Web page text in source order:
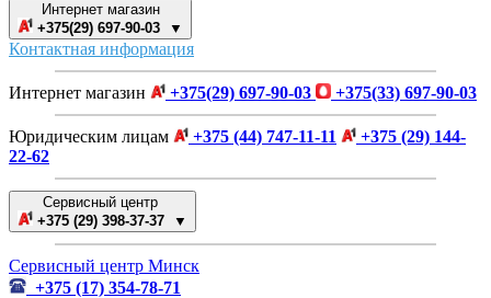
Интернет магазин
+375(29) 697-90-03 ▼
Контактная информация
Интернет магазин +375(29) 697-90-03 +375(33) 697-90-03
Юридическим лицам +375 (44) 747-11-11
+375 (29) 144-
22-62
Сервисный центр
+375 (29) 398-37-37 ▼
Сервисный центр Минск
+375 (17) 354-78-71